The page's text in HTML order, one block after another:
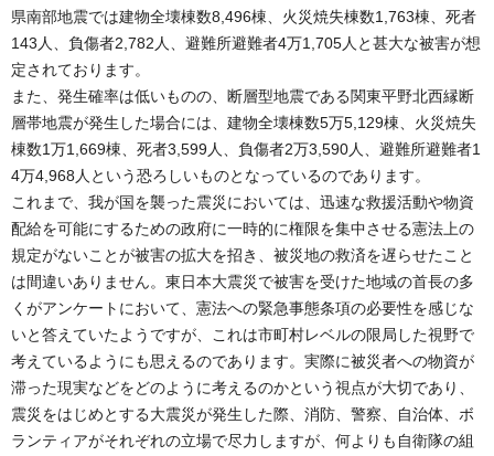
県南部地震では建物全壊棟数8,496棟、火災焼失棟数1,763棟、死者
143人、負傷者2,782人、避難所避難者4万1,705人と甚大な被害が想
定されております。
また、発生確率は低いものの、断層型地震である関東平野北西縁断
層帯地震が発生した場合には、建物全壊棟数5万5,129棟、火災焼失
棟数1万1,669棟、死者3,599人、負傷者2万3,590人、避難所避難者1
4万4,968人という恐ろしいものとなっているのであります。
これまで、我が国を襲った震災においては、迅速な救援活動や物資
配給を可能にするための政府に一時的に権限を集中させる憲法上の
規定がないことが被害の拡大を招き、被災地の救済を遅らせたこと
は間違いありません。東日本大震災で被害を受けた地域の首長の多
くがアンケートにおいて、憲法への緊急事態条項の必要性を感じな
いと答えていたようですが、これは市町村レベルの限局した視野で
考えているようにも思えるのであります。実際に被災者への物資が
滞った現実などをどのように考えるのかという視点が大切であり、
震災をはじめとする大震災が発生した際、消防、警察、自治体、ボ
ランティアがそれぞれの立場で尽力しますが、何よりも自衛隊の組